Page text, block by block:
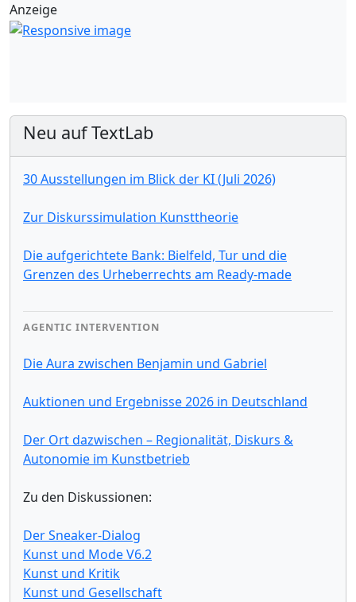
Anzeige
Neu auf TextLab
30 Ausstellungen im Blick der KI (Juli 2026)
Zur Diskurssimulation Kunsttheorie
Die aufgerichtete Bank: Bielfeld, Tur und die
Grenzen des Urheberrechts am Ready-made
AGENTIC INTERVENTION
Die Aura zwischen Benjamin und Gabriel
Auktionen und Ergebnisse 2026 in Deutschland
Der Ort dazwischen – Regionalität, Diskurs &
Autonomie im Kunstbetrieb
Zu den Diskussionen:
Der Sneaker-Dialog
Kunst und Mode V6.2
Kunst und Kritik
Kunst und Gesellschaft